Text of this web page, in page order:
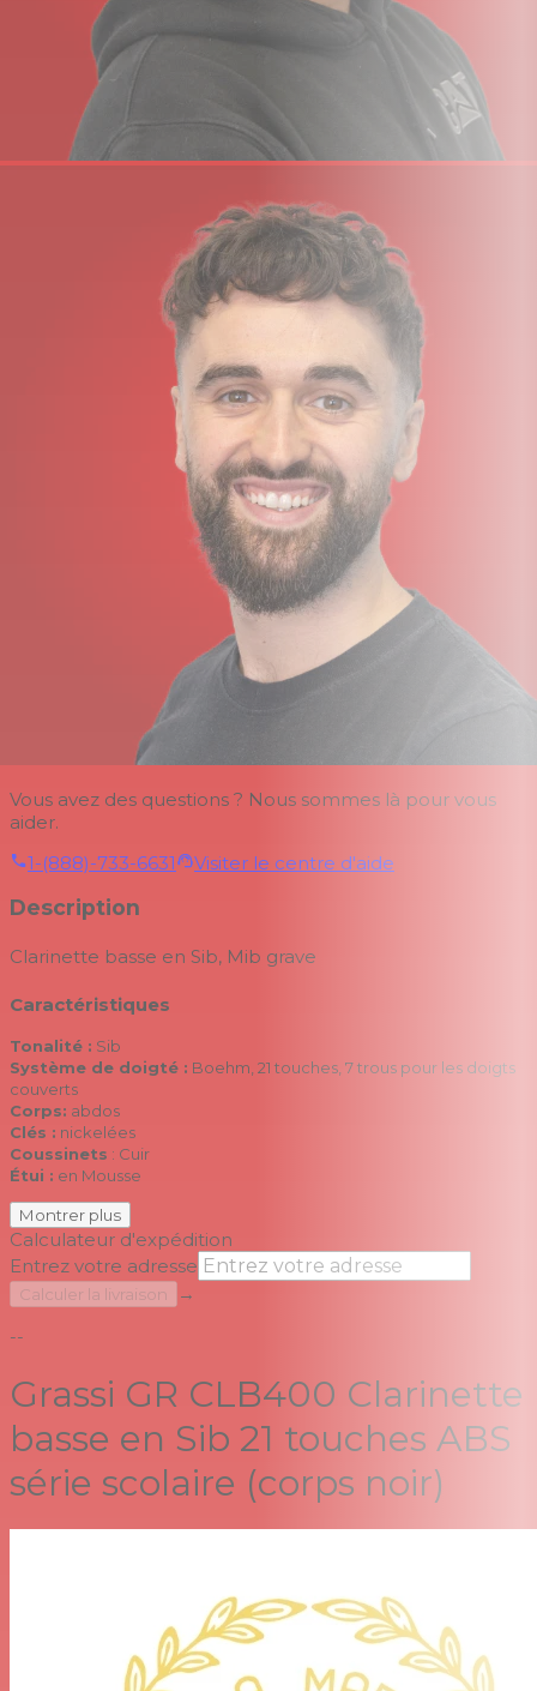
Vous avez des questions ? Nous sommes là pour vous
aider.
1-(888)-733-6631
Visiter le centre d'aide
Description
Clarinette basse en Sib, Mib grave
Caractéristiques
Tonalité : Sib
Système de doigté : Boehm, 21 touches, 7 trous pour les doigts
couverts
Corps: abdos
Clés : nickelées
Coussinets : Cuir
Étui : en Mousse
Montrer plus
Calculateur d'expédition
Entrez votre adresse
Calculer la livraison
→
--
Grassi GR CLB400 Clarinette
basse en Sib 21 touches ABS
série scolaire (corps noir)